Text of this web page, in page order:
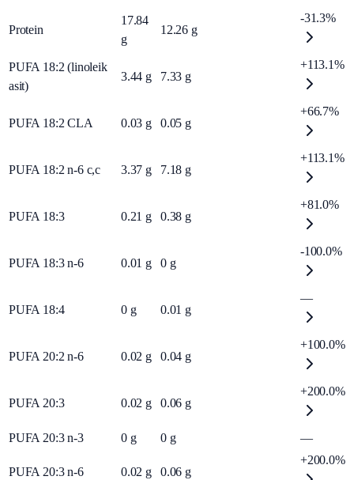
Protein
17.84
g
12.26 g
-31.3%
PUFA 18:2 (linoleik
asit)
3.44 g 7.33 g
+113.1%
PUFA 18:2 CLA 0.03 g 0.05 g
+66.7%
PUFA 18:2 n-6 c,c 3.37 g 7.18 g
+113.1%
PUFA 18:3 0.21 g 0.38 g
+81.0%
PUFA 18:3 n-6 0.01 g 0 g
-100.0%
PUFA 18:4 0 g 0.01 g
—
PUFA 20:2 n-6 0.02 g 0.04 g
+100.0%
PUFA 20:3 0.02 g 0.06 g
+200.0%
PUFA 20:3 n-3 0 g 0 g —
PUFA 20:3 n-6 0.02 g 0.06 g
+200.0%